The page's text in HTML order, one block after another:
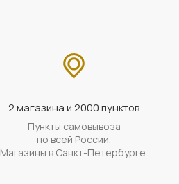
2 магазина и 2000 пунктов
Пункты самовывоза
по всей России.
Магазины в Санкт-Петербурге.